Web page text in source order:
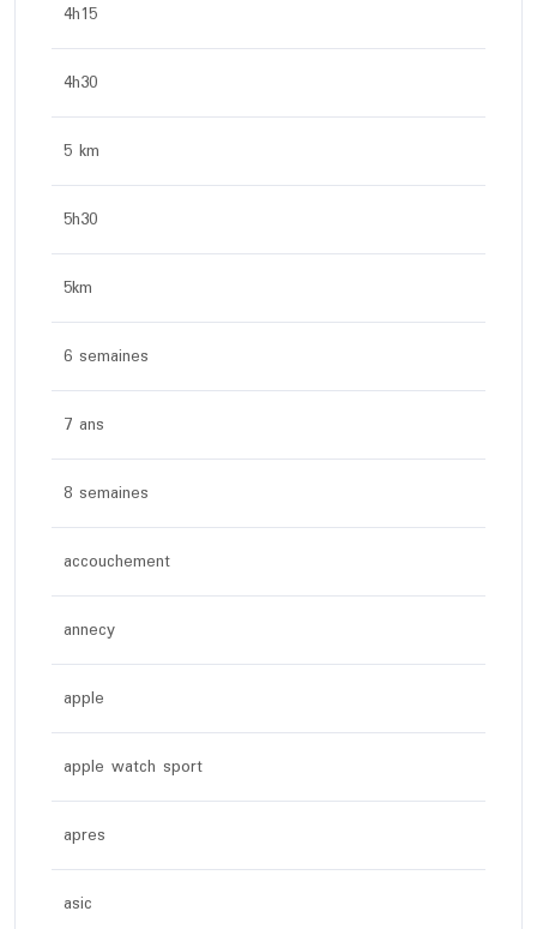
4h15
4h30
5 km
5h30
5km
6 semaines
7 ans
8 semaines
accouchement
annecy
apple
apple watch sport
apres
asic